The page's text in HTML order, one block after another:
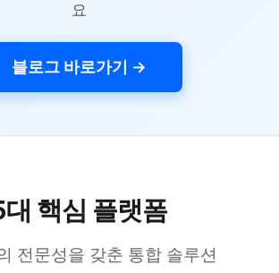
요
블로그 바로가기 →
핵심 플랫폼
전문성을 갖춘 통합 솔루션